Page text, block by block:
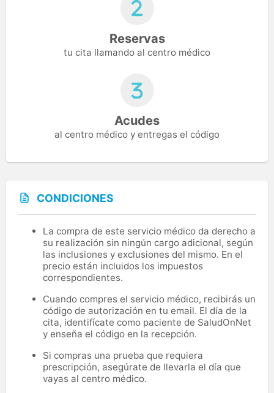
Reservas
tu cita llamando al centro médico
Acudes
al centro médico y entregas el código
CONDICIONES
La compra de este servicio médico da derecho a
su realización sin ningún cargo adicional, según
las inclusiones y exclusiones del mismo. En el
precio están incluidos los impuestos
correspondientes.
Cuando compres el servicio médico, recibirás un
código de autorización en tu email. El día de la
cita, identifícate como paciente de SaludOnNet
y enseña el código en la recepción.
Si compras una prueba que requiera
prescripción, asegúrate de llevarla el día que
vayas al centro médico.